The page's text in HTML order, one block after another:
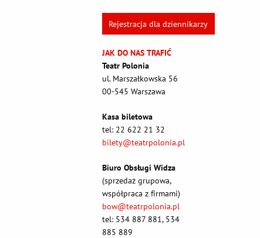
Rejestracja dla dziennikarzy
JAK DO NAS TRAFIĆ
Teatr Polonia
ul. Marszałkowska 56
00-545 Warszawa
Kasa biletowa
tel: 22 622 21 32
bilety@teatrpolonia.pl
Biuro Obsługi Widza
(sprzedaż grupowa,
współpraca z firmami)
bow@teatrpolonia.pl
tel: 534 887 881, 534
885 889